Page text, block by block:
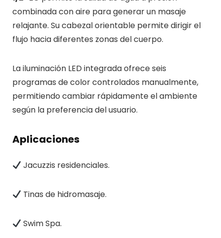
combinada con aire para generar un masaje
relajante. Su cabezal orientable permite dirigir el
flujo hacia diferentes zonas del cuerpo.
La iluminación LED integrada ofrece seis
programas de color controlados manualmente,
permitiendo cambiar rápidamente el ambiente
según la preferencia del usuario.
Aplicaciones
Jacuzzis residenciales.
Tinas de hidromasaje.
Swim Spa.